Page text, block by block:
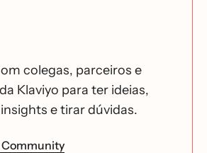
colegas, parceiros e
Klaviyo para ter ideias,
e tirar dúvidas.
Community